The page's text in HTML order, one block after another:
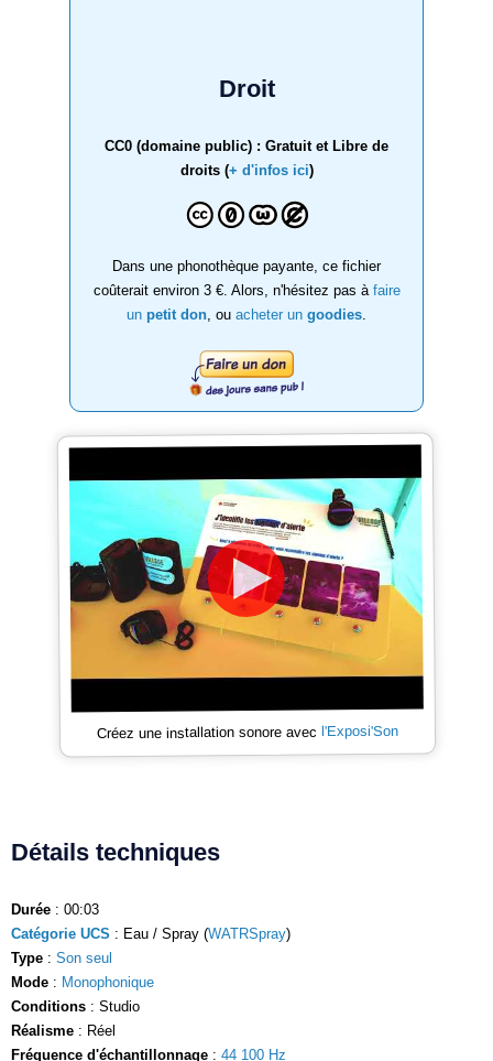
Droit
CC0 (domaine public) : Gratuit et Libre de
droits (+ d'infos ici)
Dans une phonothèque payante, ce fichier
coûterait environ 3 €. Alors, n'hésitez pas à faire
un petit don , ou acheter un goodies
Créez une installation sonore avecl'Exposi'Son
Détails techniques
Durée : 00:03
Catégorie UCS : Eau / Spray (WATRSpray)
Type : Son seul
Mode : Monophonique
Conditions : Studio
Réalisme : Réel
Fréquence d'échantillonnage : 44 100 Hz